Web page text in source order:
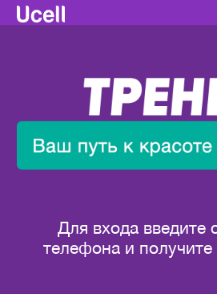
Для входа введите
телефона и